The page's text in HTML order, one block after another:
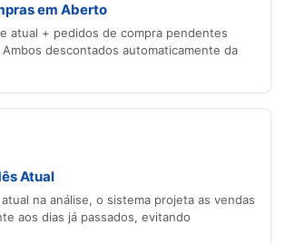
em Aberto
atual + pedidos de compra pendentes
descontados automaticamente da
Atual
na análise, o sistema projeta as vendas
aos dias já passados, evitando